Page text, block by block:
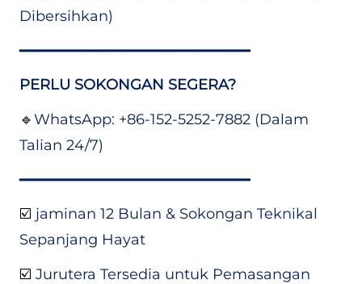
Dibersihkan)
━━━━━━━━━━━━━━━━━━━━━━━━━━
PERLU SOKONGAN SEGERA?
🔹WhatsApp: +86-152-5252-7882 (Dalam
Talian 24/7)
━━━━━━━━━━━━━━━━━━━━━━━━━━
☑️ jaminan 12 Bulan & Sokongan Teknikal
Sepanjang Hayat
☑️ Jurutera Tersedia untuk Pemasangan